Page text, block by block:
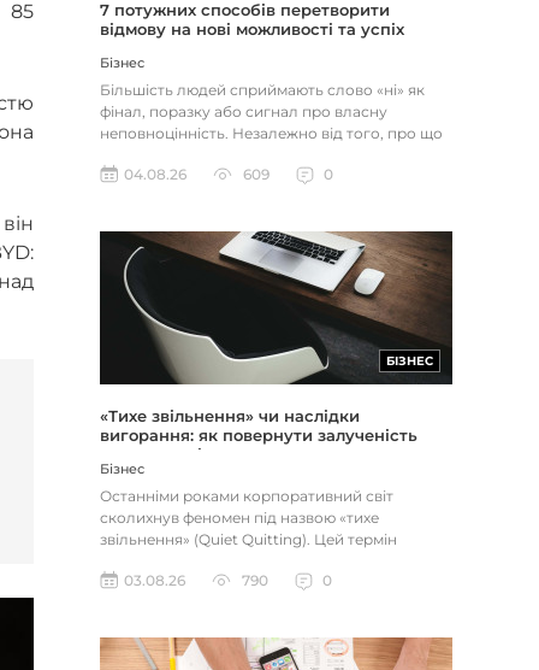
85
7 потужних способів перетворити
відмову на нові можливості та успіх
Бізнес
Більшість людей сприймають слово «ні» як
фінал, поразку або сигнал про власну
неповноцінність. Незалежно від того, про що
04.08.26
609 0
БІЗНЕС
«Тихе звільнення» чи наслідки
вигорання: як повернути залученість
через сенс і мету
Бізнес
Останніми роками корпоративний світ
сколихнув феномен під назвою «тихе
звільнення» (Quiet Quitting). Цей термін
03.08.26
790 0